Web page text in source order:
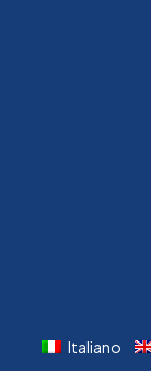
Italiano